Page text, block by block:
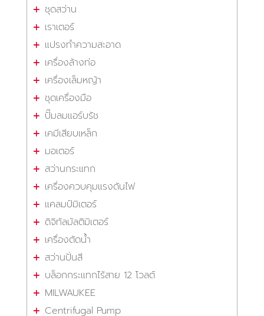
ชุดสว่าน
เราเตอร์
แปรงทำความสะอาด
เครื่องล้างท่อ
เครื่องเล็มหญ้า
ชุดเครื่องมือ
ปั๊มลมแอร์บรัช
เคมีเสียบเหล็ก
มอเตอร์
สว่านกระแทก
เครื่องควบคุมแรงดันไฟ
แคลมป์มิเตอร์
ดิจิทัลมัลติมิเตอร์
เครื่องตัดน้ำ
สว่านปั่นสี
บล็อกกระแทกไร้สาย 12 โวลต์
MILWAUKEE
Centrifugal Pump